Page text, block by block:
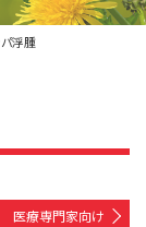
緩和ケア
療
パ浮腫
医療専門家向け